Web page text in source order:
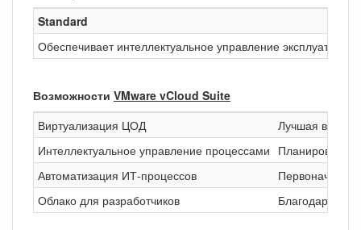
Standard
Обеспечивает интеллектуальное управление
Возможности VMware vCloud Suite
Виртуализация ЦОД
Лучшая в мире
Интеллектуальное управление процессами
Автоматизация ИТ-процессов
Облако для разработчиков
Благодаря